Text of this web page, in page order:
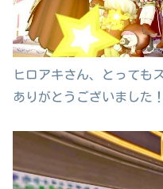
ヒロアキさん、とっても
ありがとうございました！